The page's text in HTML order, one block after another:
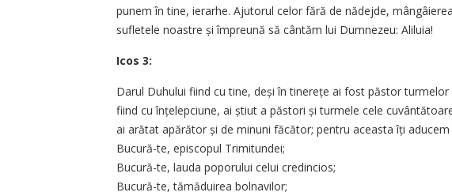
punem în tine, ierarhe. Ajutorul celor fără de nădejde,
sufletele noastre și împreună să cântăm lui Dumnezeu: Aliluia!
Icos 3:
Darul Duhului fiind cu tine, deși în tinerețe ai fost păstor
fiind cu înțelepciune, ai știut a păstori și turmele cele
ai arătat apărător și de minuni făcător; pentru aceasta îți aducem
Bucură-te, episcopul Trimitundei;
Bucură-te, lauda poporului celui credincios;
Bucură-te, tămăduirea bolnavilor;